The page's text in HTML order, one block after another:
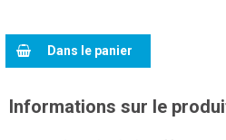
Dans le panier
Informations sur le